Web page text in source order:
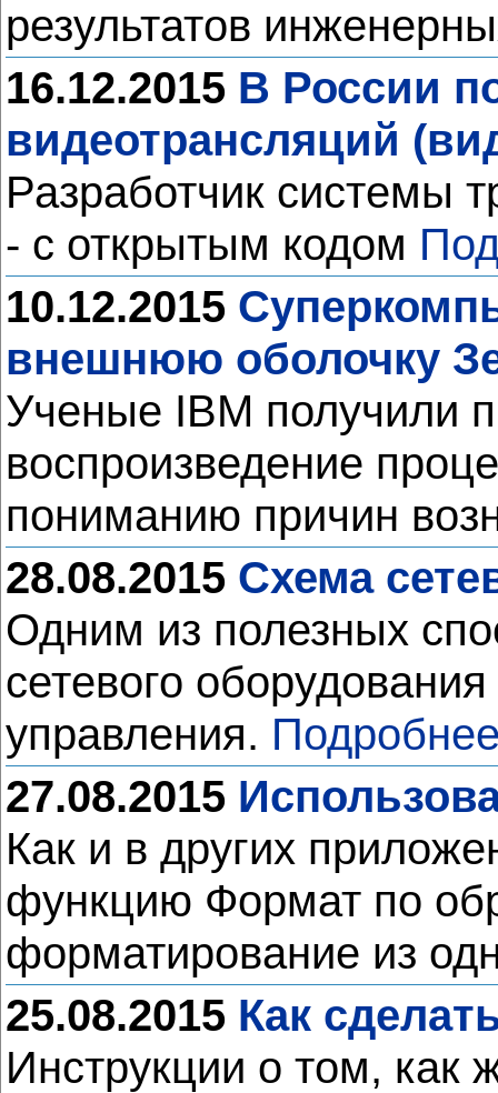
результатов
16.12.2015 В России
видеотрансляций
Разработчик системы
- с открытым кодом
10.12.2015
внешнюю оболочку
Ученые IBM получили
воспроизведение
пониманию причин
28.08.2015 Схема
Одним из полезных
сетевого
управления.
27.08.2015
Как и в других
функцию Формат по
форматирование из
25.08.2015 Как
Инструкции о том, как